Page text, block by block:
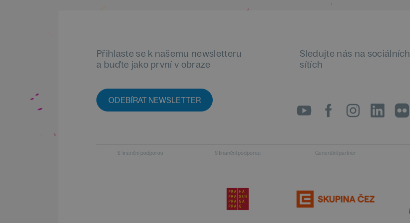
Přihlaste se k našemu newsletteru
a buďte jako první v obraze
ODEBÍRAT NEWSLETTER
Sledujte nás na sociálních
sítích
S finanční podporou S finanční podporou Generální partner